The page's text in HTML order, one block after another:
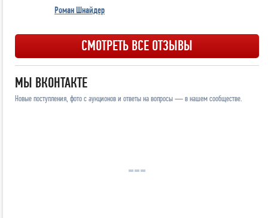
Роман Шнайдер
СМОТРЕТЬ ВСЕ ОТЗЫВЫ
МЫ ВКОНТАКТЕ
Новые поступления, фото с аукционов и ответы на вопросы — в нашем сообществе.